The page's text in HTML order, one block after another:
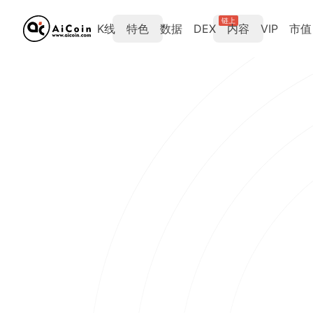
K线 特色 数据 DEX
链上
内容 VIP 市值